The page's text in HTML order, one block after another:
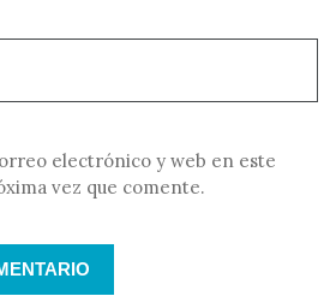
electrónico y web en este
vez que comente.